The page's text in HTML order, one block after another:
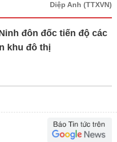
Diệp Anh (TTXVN)
đôn đốc tiến độ các
khu đô thị